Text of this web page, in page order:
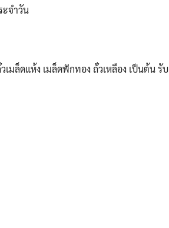
ะจำวัน
มล็ดแห้ง เมล็ดฟักทอง ถั่วเหลือง เป็นต้น รับ